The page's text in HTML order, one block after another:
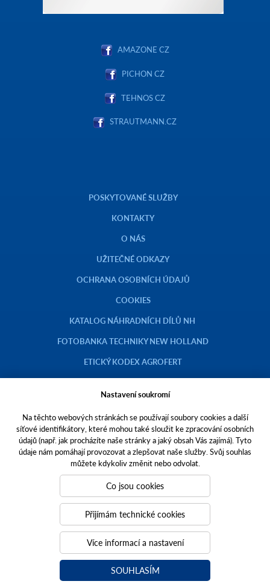
AMAZONE CZ
PICHON CZ
TEHNOS CZ
STRAUTMANN.CZ
POSKYTOVANÉ SLUŽBY
KONTAKTY
O NÁS
UŽITEČNÉ ODKAZY
OCHRANA OSOBNÍCH ÚDAJŮ
COOKIES
KATALOG NÁHRADNÍCH DÍLŮ NH
FOTOBANKA TECHNIKY NEW HOLLAND
ETICKÝ KODEX AGROFERT
Copyright © 2023 AGROTEC a.s.
Toto jsou internetové stránky společnosti AGROTEC a. s., se sídlem v
Hustopečích, Brněnská 74, PSČ 69301, IČO 00544957,
zapsané v OR vedeném Krajským soudem v Brně, oddíl B, vložka 138.
Společnost AGROTEC a.s. je členem koncernu AGROFERT řízeného
společností AGROFERT, a.s.,
IČO 26185610, se sídlem na adrese Pyšelská 2327/2, Chodov, 149 00
Praha 4.
webové portály, které vám pomáhají růst. Jsme
PUXdesign.
grotectrucks.cz
Nastavení soukromí
Na těchto webových stránkách se používají soubory cookies a další
síťové identifikátory, které mohou také sloužit ke zpracování osobních
údajů (např. jak procházíte naše stránky a jaký obsah Vás zajímá). Tyto
údaje nám pomáhají provozovat a zlepšovat naše služby. Svůj souhlas
můžete kdykoliv změnit nebo odvolat.
Co jsou cookies
Přijímám technické cookies
Více informací a nastavení
SOUHLASÍM